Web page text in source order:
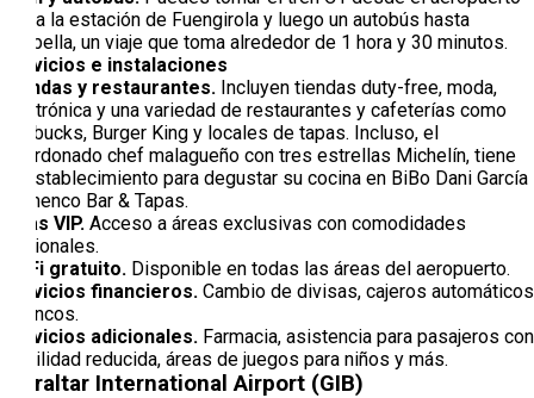
hasta la estación de Fuengirola y luego un autobús hasta
Marbella, un viaje que toma alrededor de 1 hora y 30 minutos.
Servicios e instalaciones
Tiendas y restaurantes. Incluyen tiendas duty-free, moda,
electrónica y una variedad de restaurantes y cafeterías como
Starbucks, Burger King y locales de tapas. Incluso, el
galardonado chef malagueño con tres estrellas Michelín, tiene
un establecimiento para degustar su cocina en BiBo Dani García
Flamenco Bar & Tapas.
Salas VIP. Acceso a áreas exclusivas con comodidades
adicionales.
Wi-Fi gratuito. Disponible en todas las áreas del aeropuerto.
Servicios financieros. Cambio de divisas, cajeros automáticos
y bancos.
Servicios adicionales. Farmacia, asistencia para pasajeros con
movilidad reducida, áreas de juegos para niños y más.
Gibraltar International Airport (GIB)